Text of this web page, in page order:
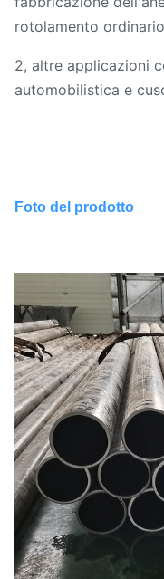
rotolamento
2, altre applicazioni
automobilistica e
Foto del prodotto